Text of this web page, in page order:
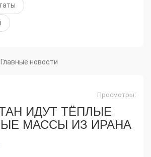
Главные новости
Просмотры:
ИДУТ ТЁПЛЫЕ
МАССЫ ИЗ ИРАНА